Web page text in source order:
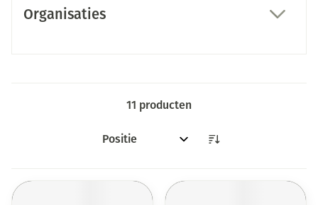
Organisaties
11 producten
Sorteer op: